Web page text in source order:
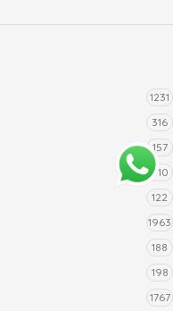
1231
316
157
710
122
1963
188
198
1767